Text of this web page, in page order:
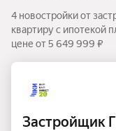
4 новостройки от
квартиру с ипотекой
цене от 5 649 999 ₽
Застройщик